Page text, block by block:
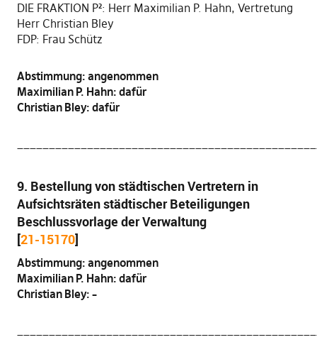
DIE FRAKTION P²: Herr Maximilian P. Hahn, Vertretung
Herr Christian Bley
FDP: Frau Schütz
Abstimmung: angenommen
Maximilian P. Hahn: dafür
Christian Bley: dafür
9. Bestellung von städtischen Vertretern in
Aufsichtsräten städtischer Beteiligungen
Beschlussvorlage der Verwaltung
[21-15170]
Abstimmung: angenommen
Maximilian P. Hahn: dafür
Christian Bley: –